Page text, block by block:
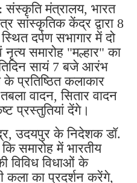
मंत्रालय, भारत
सांस्कृतिक केंद्र द्वारा 8
दर्पण सभागार में दो
समारोह "मल्हार" का
सायं 7 बजे आरंभ
प्रतिष्ठित कलाकार
वादन, सितार वादन
प्रस्तुतियां देंगे।
उदयपुर के निदेशक डॉ.
समारोह में भारतीय
विविध विधाओं के
कला का प्रदर्शन करेंगे,